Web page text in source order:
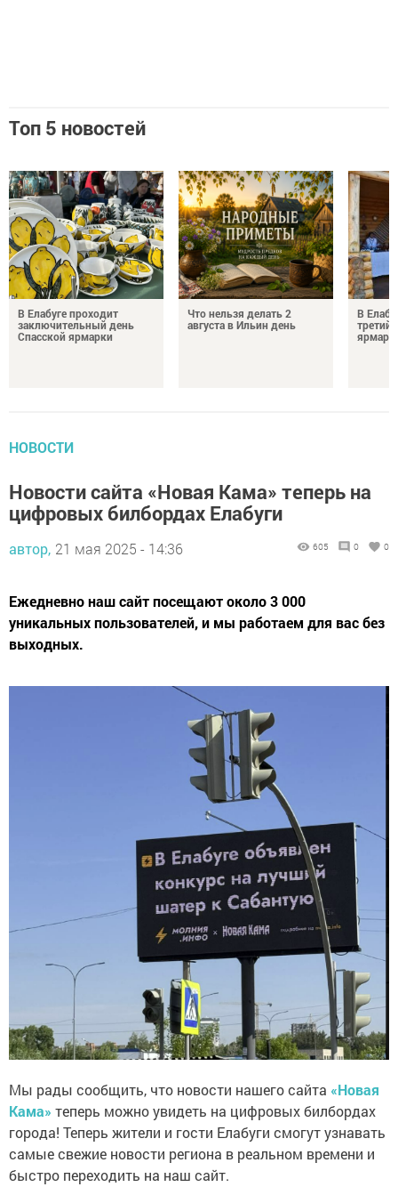
Топ 5 новостей
В Елабуге проходит
заключительный день
Спасской ярмарки
Что нельзя делать 2
августа в Ильин день
В
третий
НОВОСТИ
Новости сайта «Новая Кама» теперь на
цифровых билбордах Елабуги
автор, 21 мая 2025 - 14:36 605 0 0
Ежедневно наш сайт посещают около 3 000
уникальных пользователей, и мы работаем для вас без
выходных.
Мы рады сообщить, что новости нашего сайта «Новая
Кама» теперь можно увидеть на цифровых билбордах
города! Теперь жители и гости Елабуги смогут узнавать
самые свежие новости региона в реальном времени и
быстро переходить на наш сайт.